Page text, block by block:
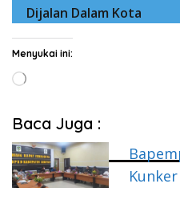
Dijalan Dalam Kota
Menyukai ini:
Memuat...
Baca Juga :